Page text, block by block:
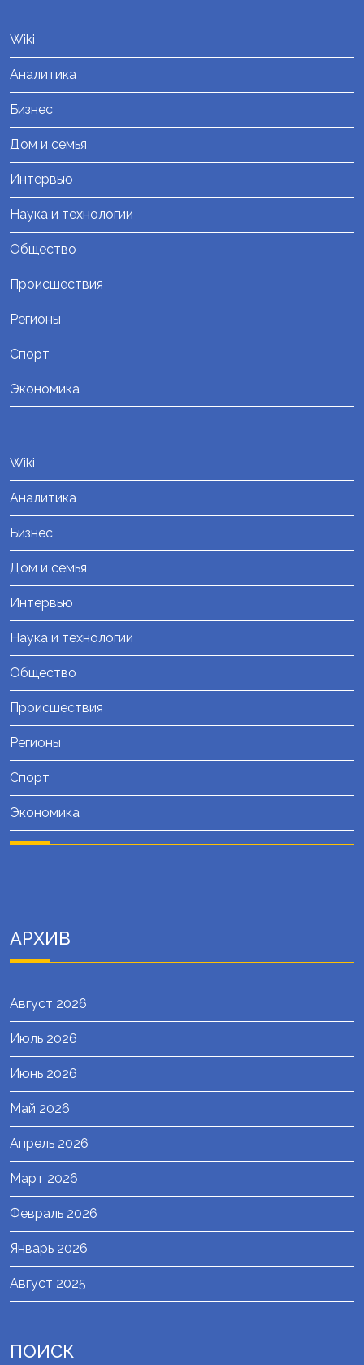
Wiki
Аналитика
Бизнес
Дом и семья
Интервью
Наука и технологии
Общество
Происшествия
Регионы
Спорт
Экономика
Wiki
Аналитика
Бизнес
Дом и семья
Интервью
Наука и технологии
Общество
Происшествия
Регионы
Спорт
Экономика
АРХИВ
Август 2026
Июль 2026
Июнь 2026
Май 2026
Апрель 2026
Март 2026
Февраль 2026
Январь 2026
Август 2025
ПОИСК